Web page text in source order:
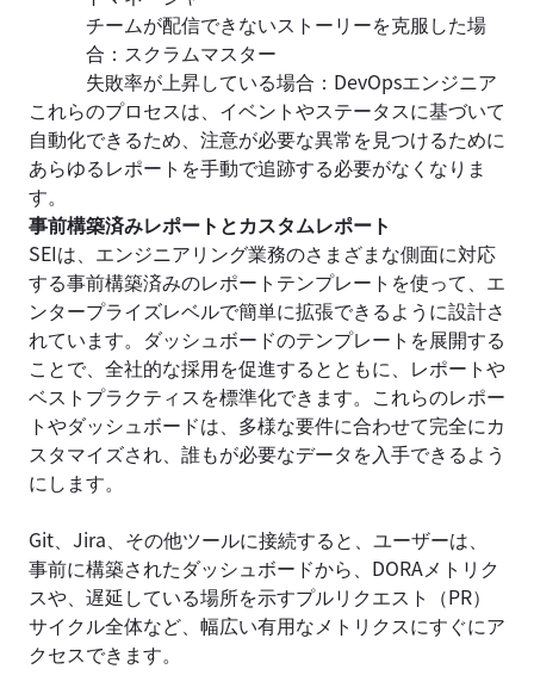
チームが配信できないストーリーを克服した場
合：スクラムマスター
失敗率が上昇している場合：DevOpsエンジニア
これらのプロセスは、イベントやステータスに基づいて
自動化できるため、注意が必要な異常を見つけるために
あらゆるレポートを手動で追跡する必要がなくなりま
す。
事前構築済みレポートとカスタムレポート
SEIは、エンジニアリング業務のさまざまな側面に対応
する事前構築済みのレポートテンプレートを使って、エ
ンタープライズレベルで簡単に拡張できるように設計さ
れています。ダッシュボードのテンプレートを展開する
ことで、全社的な採用を促進するとともに、レポートや
ベストプラクティスを標準化できます。これらのレポー
トやダッシュボードは、多様な要件に合わせて完全にカ
スタマイズされ、誰もが必要なデータを入手できるよう
にします。
Git、Jira、その他ツールに接続すると、ユーザーは、
事前に構築されたダッシュボードから、DORAメトリク
スや、遅延している場所を示すプルリクエスト（PR）
サイクル全体など、幅広い有用なメトリクスにすぐにア
クセスできます。